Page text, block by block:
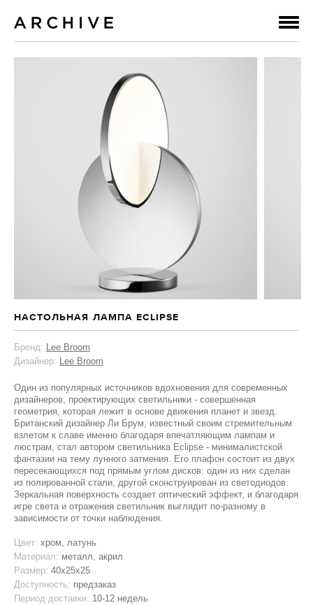
НАСТОЛЬНАЯ ЛАМПА ECLIPSE
Бренд: Lee Broom
Дизайнер: Lee Broom
Один из популярных источников вдохновения для современных
дизайнеров, проектирующих светильники - совершенная
геометрия, которая лежит в основе движения планет и звезд.
Британский дизайнер Ли Брум, известный своим стремительным
взлетом к славе именно благодаря впечатляющим лампам и
люстрам, стал автором светильника Eclipse - минималистской
фантазии на тему лунного затмения. Его плафон состоит из двух
пересекающихся под прямым углом дисков: один из них сделан
из полированной стали, другой сконструирован из светодиодов.
Зеркальная поверхность создает оптический эффект, и благодаря
игре света и отражения светильник выглядит по-разному в
зависимости от точки наблюдения.
Цвет: хром, латунь
Материал: металл, акрил
Размер: 40x25x25
Доступность: предзаказ
Период доставки: 10-12 недель